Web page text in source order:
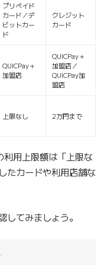
プリペイド
カード／デ
ビットカー
ド
クレジット
カード
QUICPay＋
加盟店
QUICPay＋
加盟店／
QUICPay加
盟店
上限なし 2万円まで
用上限額は「上限な
たカードや利用店舗な
てみましょう。